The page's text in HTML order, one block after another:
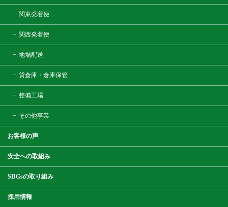
関東発着便
関西発着便
地場配送
貸倉庫・倉庫保管
整備工場
その他事業
お客様の声
安全への取組み
SDGsの取り組み
採用情報